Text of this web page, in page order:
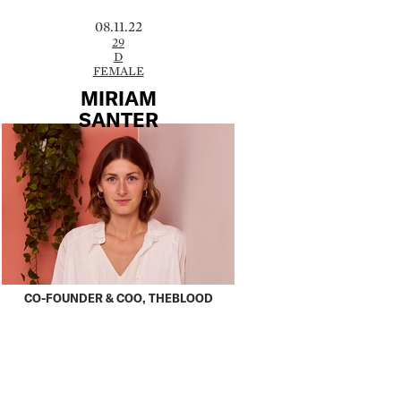
08.11.22
29
D
FEMALE
MIRIAM
SANTER
CO-FOUNDER & COO, THEBLOOD